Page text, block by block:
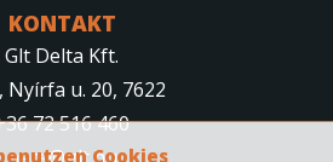
KONTAKT
Glt Delta Kft.
Nyírfa u. 20, 7622
72 516 460
Cookies